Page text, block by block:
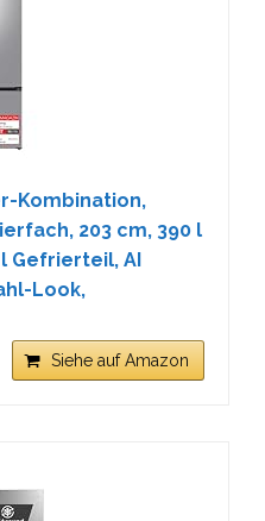
Kombination,
203 cm, 390 l
Gefrierteil, AI
Look,
Siehe auf Amazon